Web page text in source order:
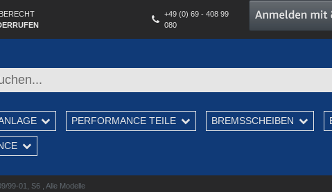
+49 (0) 69 - 408 99
080
PERFORMANCE TEILE BREMSSCHEIBEN
99-01, S6 , Alle Modelle